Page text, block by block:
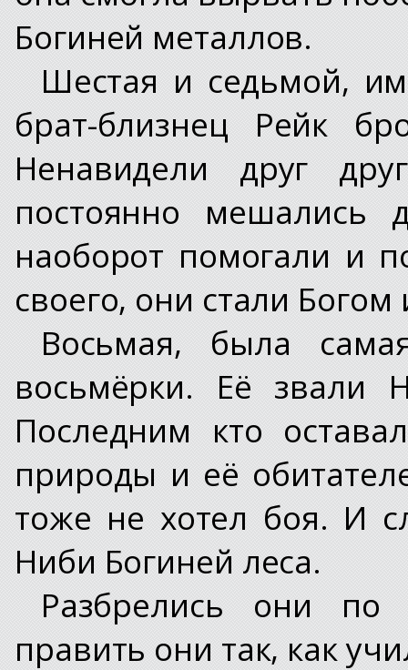
Богиней металлов.
Шестая и седьмой,
брат-близнец Рейк
Ненавидели друг
постоянно мешались
наоборот помогали и
своего, они стали
Восьмая, была
восьмёрки. Её звали
Последним кто
природы и её
тоже не хотел боя. И
Ниби Богиней леса.
Разбрелись они
править они так, как